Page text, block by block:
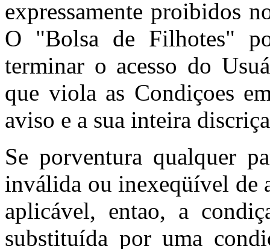
expressamente proibidos
O "Bolsa de Filhotes"
terminar o acesso do
que viola as Condiçoes
aviso e a sua inteira
Se porventura qualquer
inválida ou inexeqüível de
aplicável, entao, a
substituída por uma